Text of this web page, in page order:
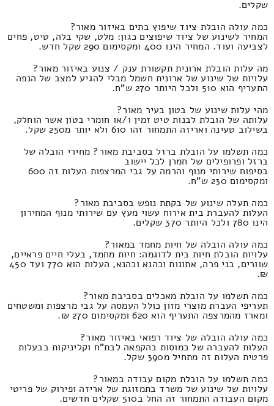
שקלים.
כמה עולה הובלת ציוד שיפוץ בתים באיזור מאור?
המחיר לשינוע של ציוד שיפוצים כגון: מלט, שקי בלה, טיט, פחים
לצביעה ועוד. המחיר הינו 400 ומקסימום 290 שקל חדש.
מה עלות הובלת ארונית תקשורת ענק / צנוע באיזור מאור?
עלויות של שינוע של ארונית חשמל מבלי להגיע למצב של הנפה
התעריף הוא 510 ולכל היותר 270 ש"ח.
מהי עלות שינוע של בטון בעיר מאור?
עלותה של הובלת לבנות טיט זמין ו/או חומרי בטון אשר הוחלק,
בשילוב טעינה ואריזה התמחור זהו 610 ולא יותר מ250 שקל.
כמה תשלמו על הובלת ברזל בסביבת מאור? מחירי הובלה של
ברזל ופרופילים של חמרן לכל יישוב
בסיפוח שירותי מנוף והרמה על גבי המרצפות העלות זה 600
ומקסימום 230 ש"ח.
כמה תעלה שינוע של בקתת נופש בסביבת מאור?
העלות להעברת בית אירוח עשוי מעץ עם שירותי מנוף המחירון
הינו 780 ולכל היותר 370 שקלים.
כמה עולה הובלה של חיות מחמד במאור?
עלויות הובלת חיות בית לדוגמה: חיות מחמד, בעלי חיים פראיים,
שוורים, בני פרה, אתונות וכהנא וכהנא, העלות הוא 770 ועד 450
₪.
כמה תשלמו על הובלת מאכלים בסביבת מאור?
תעריפי העברת מוצרי מזון כולל העמסה על גבי מרצפות ומשטחים
ומארז מהמרצפה התעריף הוא 620 ומקסימום 270 ₪.
כמה עולה הובלה של ציוד רפואי באיזור מאור?
העלות להעברה של כמוסות בהקפאה לבת"ח וקליניקות בבעלות
פרטית העלות זה מתחיל מ390 שקל.
כמה תשלמו על הובלת מקום עבודה במאור?
עלויות של שינוע של משרד בתמזוגת של אריזה ופירוק של פריטי
מקום העבודה התמחור זה החל ב510 שקלים חדשים.